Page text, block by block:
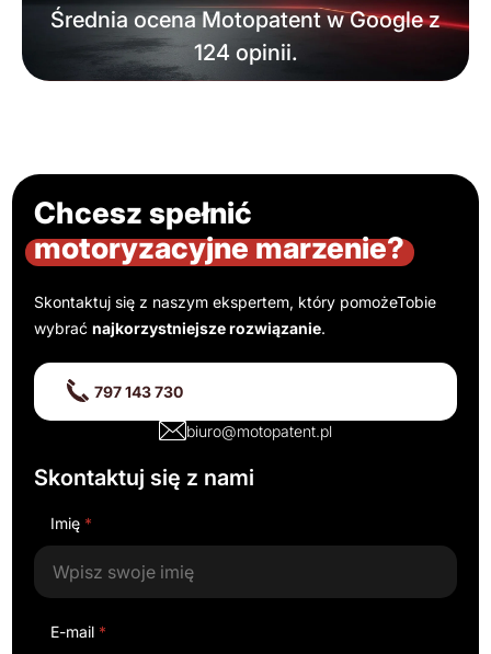
Średnia ocena Motopatent w Google z
124 opinii.
Chcesz spełnić
motoryzacyjne marzenie?
Skontaktuj się z naszym ekspertem, który pomożeTobie
wybraćnajkorzystniejsze rozwiązanie.
797 143 730
biuro@motopatent.pl
Skontaktuj się z nami
Imię *
E-mail *